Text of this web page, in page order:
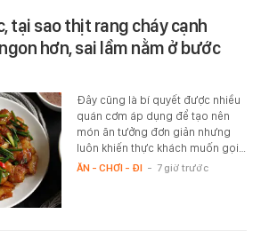
tại sao thịt rang cháy cạnh
hơn, sai lầm nằm ở bước
Đây cũng là bí quyết được nhiều
quán cơm áp dụng để tạo nên
món ăn tưởng đơn giản nhưng
luôn khiến thực khách muốn gọi…
ĂN - CHƠI - ĐI - 7 giờ trước